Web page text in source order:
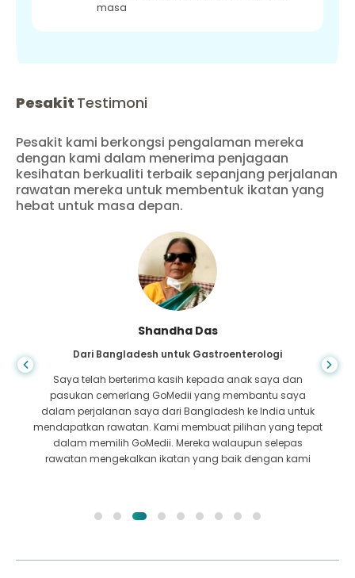
masa
Pesakit Testimoni
Pesakit kami berkongsi pengalaman mereka
dengan kami dalam menerima penjagaan
kesihatan berkualiti terbaik sepanjang perjalanan
rawatan mereka untuk membentuk ikatan yang
hebat untuk masa depan.
Shandha Das
Dari Bangladesh untuk Gastroenterologi
Saya telah berterima kasih kepada anak saya dan
pasukan cemerlang GoMedii yang membantu saya
dalam perjalanan saya dari Bangladesh ke India untuk
mendapatkan rawatan. Kami membuat pilihan yang tepat
dalam memilih GoMedii. Mereka walaupun selepas
rawatan mengekalkan ikatan yang baik dengan kami